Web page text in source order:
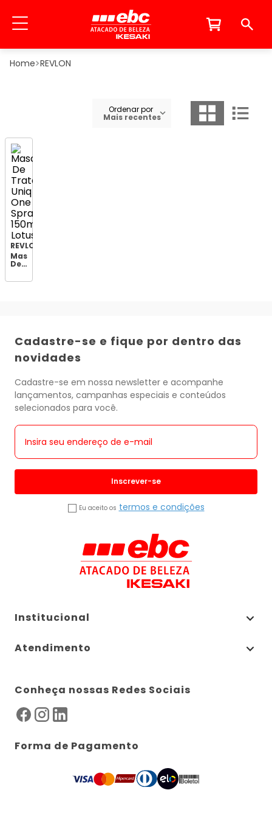
REVLON
Ordenar por
Mais recentes
REVLON
Mascara
De
Uniq
Cadastre-se e fique por dentro das
novidades
Cadastre-se em nossa newsletter e acompanhe
lançamentos, campanhas especiais e conteúdos
selecionados para você.
Inscrever-se
Eu aceito os termos e condições
Institucional
Atendimento
Conheça nossas Redes Sociais
Forma de Pagamento